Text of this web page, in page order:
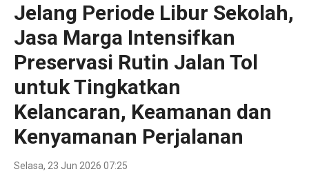
Jelang Periode Libur Sekolah,
Jasa Marga Intensifkan
Preservasi Rutin Jalan Tol
untuk Tingkatkan
Kelancaran, Keamanan dan
Kenyamanan Perjalanan
Selasa, 23 Jun 2026 07:25